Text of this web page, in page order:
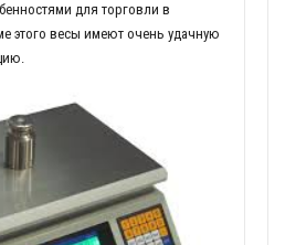
для торговли в
этого весы имеют очень удачную